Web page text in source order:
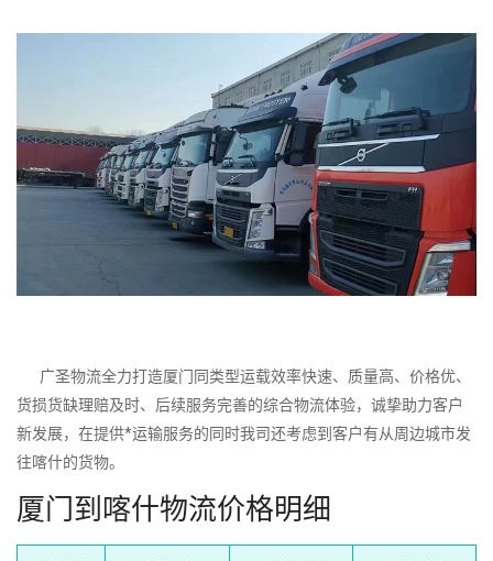
广圣物流全力打造厦门同类型运载效率快速、质量高、价格优、
货损货缺理赔及时、后续服务完善的综合物流体验，诚挚助力客户
新发展，在提供*运输服务的同时我司还考虑到客户有从周边城市发
往喀什的货物。
厦门到喀什物流价格明细